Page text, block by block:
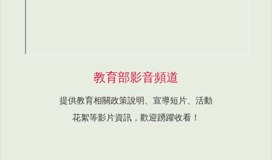
教育部影音頻道
提供教育相關政策說明、宣導短片、活動
花絮等影片資訊，歡迎踴躍收看！